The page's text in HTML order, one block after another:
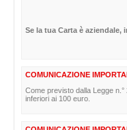
Se la tua Carta è aziendale,
COMUNICAZIONE
Come previsto dalla Legge
inferiori ai 100 euro.